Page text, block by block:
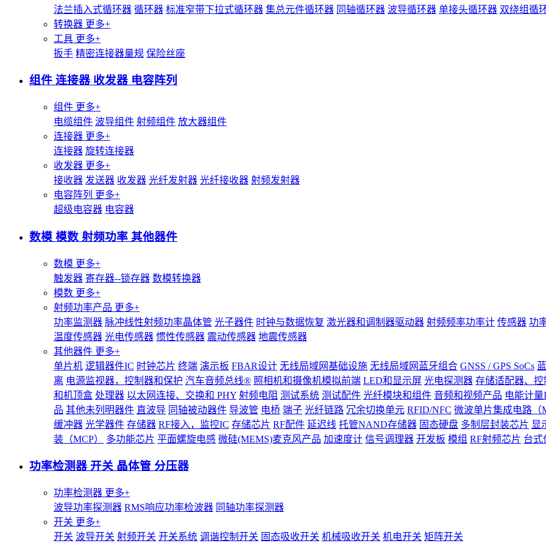
法兰插入式循环器 循环器 标准窄带下拉式循环器 集总元件循环器 同轴循环器 波导循环器 单接头循环器 双绕组循
转换器 更多+
工具 更多+
扳手 精密连接器量规 保险丝座
组件 连接器 收发器 电容阵列
组件 更多+
电缆组件 波导组件 射频组件 放大器组件
连接器 更多+
连接器 旋转连接器
收发器 更多+
接收器 发送器 收发器 光纤发射器 光纤接收器 射频发射器
电容阵列 更多+
超级电容器 电容器
数模 模数 射频功率 其他器件
数模 更多+
触发器 寄存器--锁存器 数模转换器
模数 更多+
射频功率产品 更多+
功率监测器 脉冲线性射频功率晶体管 光子器件 时钟与数据恢复 激光器和调制器驱动器 射频频率功率计 传感器 功
温度传感器 光电传感器 惯性传感器 震动传感器 地震传感器
其他器件 更多+
单片机 逻辑器件IC 时钟芯片 终端 演示板 FBAR设计 无线局域网基础设施 无线局域网蓝牙组合 GNSS / GPS SoCs
离 电源监视器，控制器和保护 汽车音频总线® 照相机和摄像机模拟前端 LED和显示屏 光电探测器 存储适配器、控
和机顶盒 处理器 以太网连接、交换和 PHY 射频电阻 测试系统 测试配件 光纤模块和组件 音频和视频产品 电能计量
品 其他未列明器件 直波导 同轴被动器件 导波管 电桥 端子 光纤链路 冗余切换单元 RFID/NFC 微波单片集成电路（
缓冲器 光学器件 存储器 RF接入，监控IC 存储芯片 RF配件 延迟线 托管NAND存储器 固态硬盘 多制层封装芯片 显
装（MCP）
多功能芯片 平面螺旋电感 微硅(MEMS)麦克风产品 加速度计 信号调理器 开发板 模组 RF射频芯片 台式
功率检测器 开关 晶体管 分压器
功率检测器 更多+
波导功率探测器 RMS响应功率检波器 同轴功率探测器
开关 更多+
开关 波导开关 射频开关 开关系统 调谐控制开关 固态吸收开关 机械吸收开关 机电开关 矩阵开关